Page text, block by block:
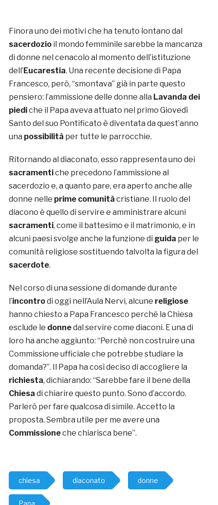
Finora uno dei motivi che ha tenuto lontano dal
sacerdozioil mondo femminile sarebbe la mancanza
di donne nel cenacolo al momento dell’istituzione
dell’ Eucarestia. Una recente decisione di Papa
Francesco, però, “smontava” già in parte questo
pensiero: l’ammissione delle donne alla Lavanda dei
piediche il Papa aveva attuato nel primo Giovedì
Santo del suo Pontificato è diventata da quest’anno
una possibilità per tutte le parrocchie.
Ritornando al diaconato, esso rappresenta uno dei
sacramentiche precedono l’ammissione al
sacerdozio e, a quanto pare, era aperto anche alle
donne nelle prime comunità cristiane. Il ruolo del
diacono è quello di servire e amministrare alcuni
sacramenti, come il battesimo e il matrimonio, e in
alcuni paesi svolge anche la funzione di guida per le
comunità religiose sostituendo talvolta la figura del
sacerdote.
Nel corso di una sessione di domande durante
l’incontrodi oggi nell’Aula Nervi, alcune religiose
hanno chiesto a Papa Francesco perché la Chiesa
esclude le donnedal servire come diaconi. E una di
loro ha anche aggiunto: “Perchè non costruire una
Commissione ufficiale che potrebbe studiare la
domanda?”. Il Papa ha così deciso di accogliere la
richiesta, dichiarando: “Sarebbe fare il bene della
Chiesa di chiarire questo punto. Sono d’accordo.
Parlerò per fare qualcosa di simile. Accetto la
proposta. Sembra utile per me avere una
Commissioneche chiarisca bene”.
chiesa diaconato donne